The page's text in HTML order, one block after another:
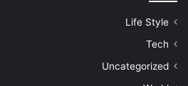
Life Style
Tech
Uncategorized